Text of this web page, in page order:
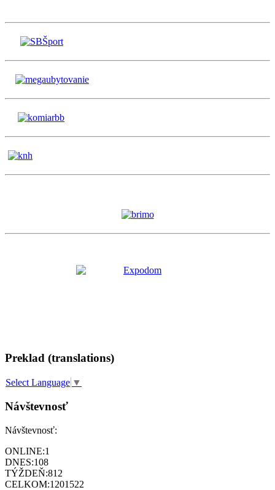
Preklad (translations)
Select Language ▼
Návštevnosť
Návštevnosť:
ONLINE:1
DNES:108
TÝŽDEŇ:812
CELKOM:1201522